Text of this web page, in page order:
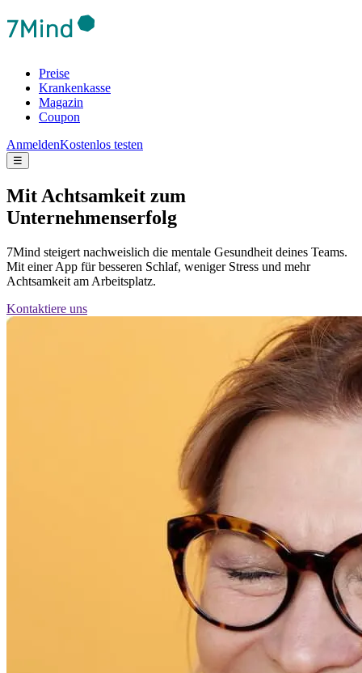
Preise
Krankenkasse
Magazin
Coupon
AnmeldenKostenlos testen
☰
Mit Achtsamkeit zum
Unternehmenserfolg
7Mind steigert nachweislich die mentale Gesundheit deines Teams.
Mit einer App für besseren Schlaf, weniger Stress und mehr
Achtsamkeit am Arbeitsplatz.
Kontaktiere uns